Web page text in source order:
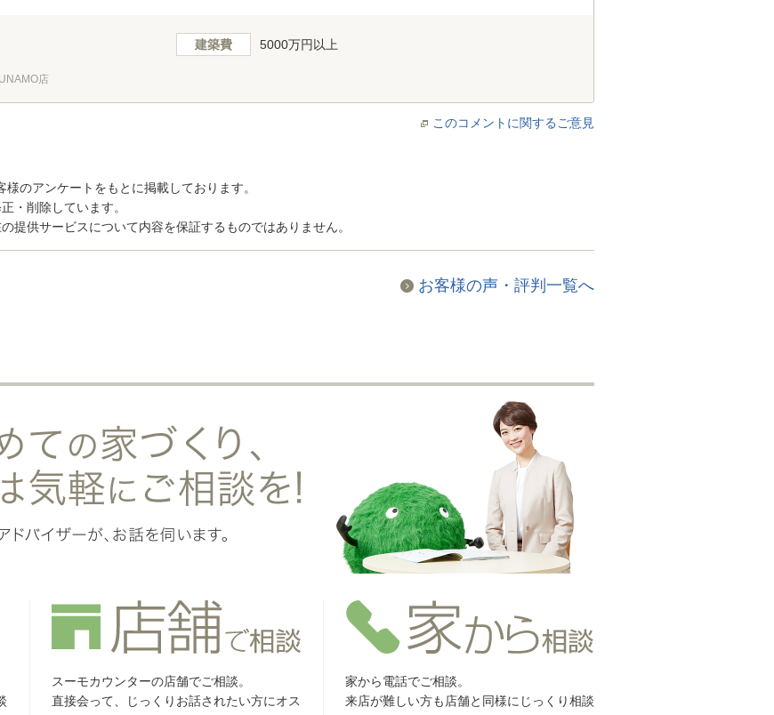
建築費 5000万円以上
店
このコメントに関するご意見
のアンケートをもとに掲載しております。
・削除しています。
供サービスについて内容を保証するものではありません。
お客様の声・評判一覧へ
スーモカウンターの店舗でご相談。
直接会って、じっくりお話されたい方にオス
家から電話でご相談。
来店が難しい方も店舗と同様にじっくり相談